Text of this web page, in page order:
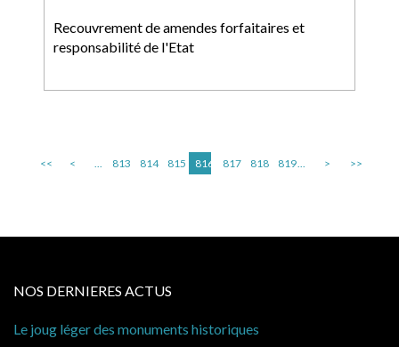
Recouvrement de amendes forfaitaires et
responsabilité de l'Etat
<< < ... 813 814 815 816 817 818 819... > >>
NOS DERNIERES ACTUS
Le joug léger des monuments historiques